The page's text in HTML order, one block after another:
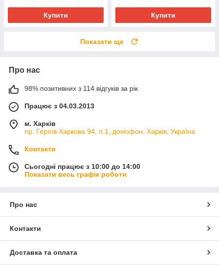
Купити Купити
Показати ще
Про нас
98% позитивних з 114 відгуків за рік
Працює з 04.03.2013
м. Харків
пр. Героїв Харкова 94, п.1, домофон, Харків, Україна
Контакти
Сьогодні працює з 10:00 до 14:00
Показати весь графік роботи
Про нас
Контакти
Доставка та оплата